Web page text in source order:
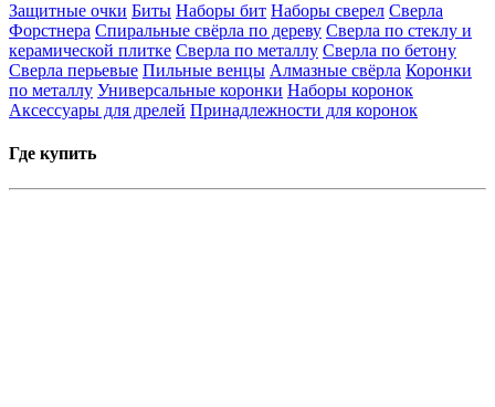
Защитные очки Биты Наборы бит Наборы сверел Сверла
Форстнера Спиральные свёрла по дереву Сверла по стеклу и
керамической плитке Сверла по металлу Сверла по бетону
Сверла перьевые Пильные венцы Алмазные свёрла Коронки
по металлу Универсальные коронки Наборы коронок
Аксессуары для дрелей Принадлежности для коронок
Где купить